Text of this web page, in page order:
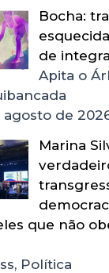
Bocha:
de
Apita o
agosto de
Marina
que não
Política